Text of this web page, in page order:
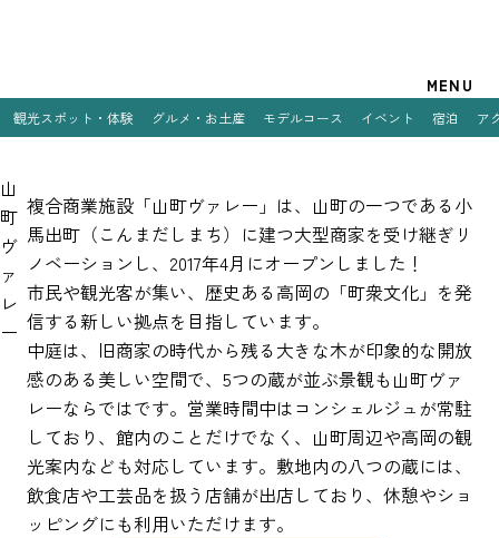
観光スポット・体験 グルメ・お土産 モデルコース イベント 宿泊 ア
山
町
ヴ
ァ
レ
ー
複合商業施設「山町ヴァレー」は、山町の一つである小
馬出町（こんまだしまち）に建つ大型商家を受け継ぎリ
ノベーションし、2017年4月にオープンしました！
​市民や観光客が集い、歴史ある高岡の「町衆文化」を発
信する新しい拠点を目指しています。
中庭は、旧商家の時代から残る大きな木が印象的な開放
感のある美しい空間で、5つの蔵が並ぶ景観も山町ヴァ
レーならではです。営業時間中はコンシェルジュが常駐
しており、館内のことだけでなく、山町周辺や高岡の観
光案内なども対応しています。敷地内の八つの蔵には、
飲食店や工芸品を扱う店舗が出店しており、休憩やショ
ッピングにも利用いただけます。
観光スポット・体験
グルメ・お土産
モデルコース
イベント
宿泊
アクセス
ピックアップ
MENU